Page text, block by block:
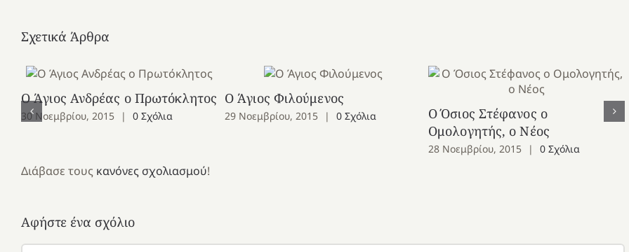
Σχετικά Άρθρα
Ο Άγιος Ανδρέας ο Πρωτόκλητος
30 Νοεμβρίου, 2015 | 0 Σχόλια
Ο Άγιος Φιλούμενος
29 Νοεμβρίου, 2015 | 0 Σχόλια
Ο Όσιος Στέφανος ο
Ομολογητής, ο Νέος
28 Νοεμβρίου, 2015 | 0 Σχόλια
Διάβασε τους κανόνες σχολιασμού!
Αφήστε ένα σχόλιο